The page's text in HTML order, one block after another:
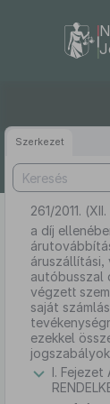
tartalomra
Szerkezet
261/2011.
a díj
áruszállítási,
autóbusszal
végzett
saját
ezekkel
I. Fejezet